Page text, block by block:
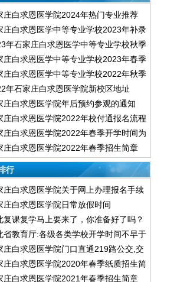
庄白求恩医学院2024年热门专业推荐
庄白求恩医学中等专业学校2023年补录
年石家庄白求恩医学中等专业学校秋季
补录开始啦!
庄白求恩医学中等专业学校2023年春季
简章
庄白求恩医学中等专业学校2022年秋季
入学须知
年石家庄白求恩医学院新校区地址
庄白求恩医学院年后预约参观的通知
庄白求恩医学院2022年校付通报名流程
庄白求恩医学院2022年春季开学时间为
日
庄白求恩医学院2022年春季招生简章
质版）
行
庄白求恩医学院关于网上办理报名手续
细说明
庄白求恩医学院日常放假时间
复课复学马上要来了，你准备好了吗？
省教育厅:各级各类学校开学时间不早于
日
庄白求恩医学院门口直通219路公交,交
便捷
庄白求恩医学院2020年春季纸质招生简
庄白求恩医学院2021年春季招生简章